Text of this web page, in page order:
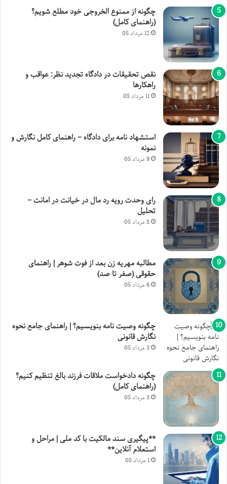
چگونه از ممنوع الخروجی خود مطلع شویم؟
(راهنمای کامل)
12 مرداد 05
نقص تحقیقات در دادگاه تجدید نظر: عواقب و
راهکارها
11 مرداد 05
استشهاد نامه برای دادگاه – راهنمای کامل نگارش و
نمونه
9 مرداد 05
رای وحدت رویه رد مال در خیانت در امانت –
تحلیل
8 مرداد 05
مطالبه مهریه زن بعد از فوت شوهر | راهنمای
حقوقی (صفر تا صد)
6 مرداد 05
چگونه وصیت نامه بنویسیم؟ | راهنمای جامع نحوه
نگارش قانونی
3 مرداد 05
چگونه دادخواست ملاقات فرزند بالغ تنظیم کنیم؟
(راهنمای کامل)
3 مرداد 05
**پیگیری سند مالکیت با کد ملی | مراحل و
استعلام آنلاین**
1 مرداد 05